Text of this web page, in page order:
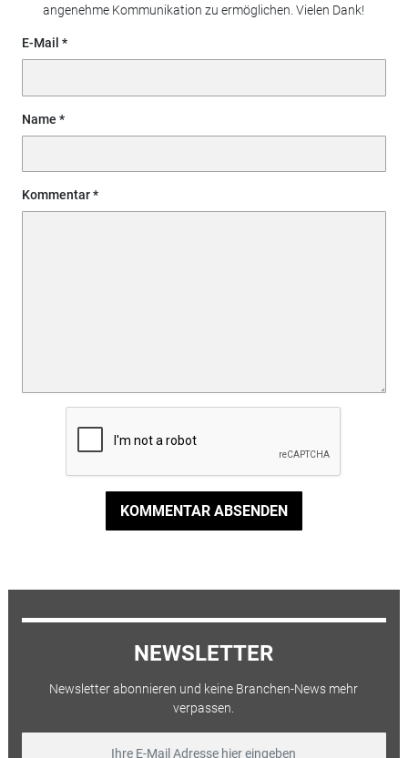
angenehme Kommunikation zu ermöglichen. Vielen Dank!
E-Mail
Name
Kommentar
KOMMENTAR ABSENDEN
NEWSLETTER
Newsletter abonnieren und keine Branchen-News mehr
verpassen.